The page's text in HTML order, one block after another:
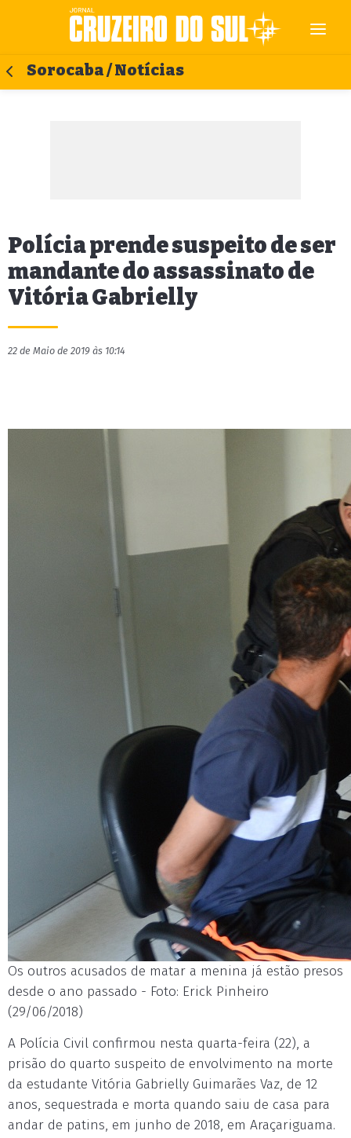
Sorocaba / Notícias
Polícia prende suspeito de ser
mandante do assassinato de
Vitória Gabrielly
22 de Maio de 2019 às 10:14
Os outros acusados de matar a menina já estão presos
desde o ano passado - Foto: Erick Pinheiro
(29/06/2018)
A Polícia Civil confirmou nesta quarta-feira (22), a
prisão do quarto suspeito de envolvimento na morte
da estudante Vitória Gabrielly Guimarães Vaz, de 12
anos, sequestrada e morta quando saiu de casa para
andar de patins, em junho de 2018, em Araçariguama.